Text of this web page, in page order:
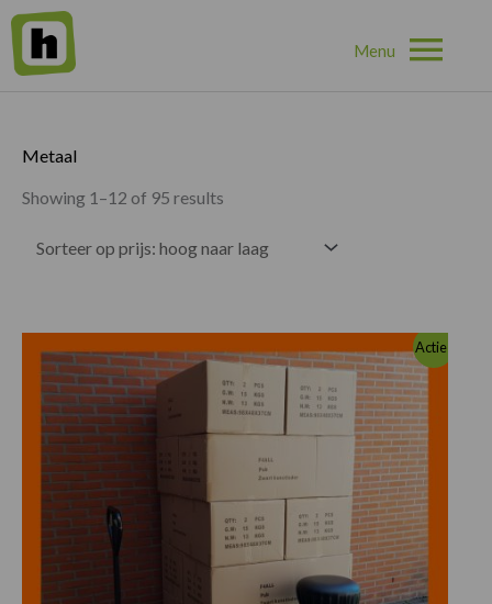
Home»
Metaal
Showing 1–12 of 95 results
Actie!
Oorspronkelijke
prijs
was:
€860.00.
prijs
is:
€817.00.